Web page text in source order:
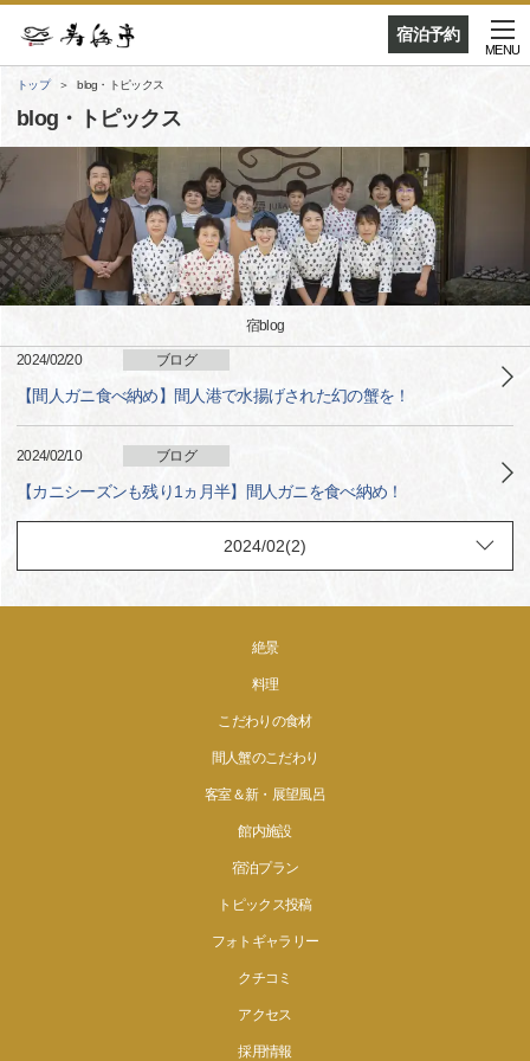
宿泊予約
MENU
トップ blog・トピックス
blog・トピックス
宿blog
2024/02/20 ブログ
【間人ガニ食べ納め】間人港で水揚げされた幻の蟹を！
2024/02/10 ブログ
【カニシーズンも残り1ヵ月半】間人ガニを食べ納め！
絶景
料理
こだわりの食材
間人蟹のこだわり
客室＆新・展望風呂
館内施設
宿泊プラン
トピックス投稿
フォトギャラリー
クチコミ
アクセス
採用情報